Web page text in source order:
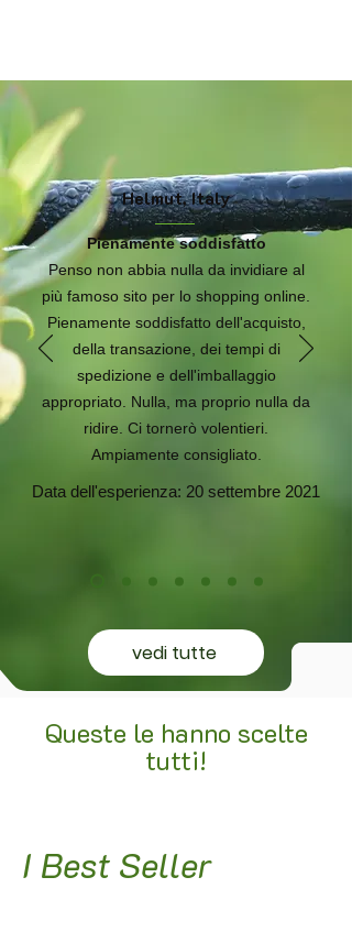
Helmut, Italy
Pienamente soddisfatto
Penso non abbia nulla da invidiare al
più famoso sito per lo shopping online.
Pienamente soddisfatto dell'acquisto,
della transazione, dei tempi di
spedizione e dell'imballaggio
appropriato. Nulla, ma proprio nulla da
ridire. Ci tornerò volentieri.
Ampiamente consigliato.
Data dell'esperienza: 20 settembre 2021
vedi tutte
Queste le hanno scelte
tutti!
I Best Seller